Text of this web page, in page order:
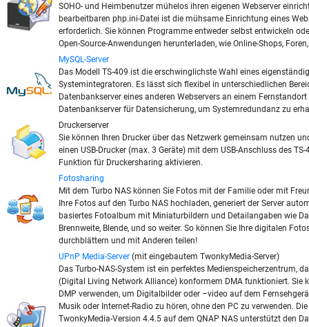
SOHO- und Heimbenutzer mühelos ihren eigenen Webserver
bearbeitbaren php.ini-Datei ist die mühsame Einrichtung eines
erforderlich. Sie können Programme entweder selbst entwickeln
Open-Source-Anwendungen herunterladen, wie Online-Shops,
MySQL-Server
Das Modell TS-409 ist die erschwinglichste Wahl eines
Systemintegratoren. Es lässt sich flexibel in unterschiedlichen
Datenbankserver eines anderen Webservers an einem
Datenbankserver für Datensicherung, um Systemredundanz zu
Druckerserver
Sie können Ihren Drucker über das Netzwerk gemeinsam nutzen
einen USB-Drucker (max. 3 Geräte) mit dem USB-Anschluss des
Funktion für Druckersharing aktivieren.
Fotosharing
Mit dem Turbo NAS können Sie Fotos mit der Familie oder mit
Ihre Fotos auf den Turbo NAS hochladen, generiert der Server
basiertes Fotoalbum mit Miniaturbildern und Detailangaben wie
Brennweite, Blende, und so weiter. So können Sie Ihre digitalen
durchblättern und mit Anderen teilen!
UPnP Media-Server (mit eingebautem TwonkyMedia-Server)
Das Turbo-NAS-System ist ein perfektes Medienspeicherzentrum,
(Digital Living Network Alliance) konformem DMA funktioniert. Sie
DMP verwenden, um Digitalbilder oder –video auf dem
Musik oder Internet-Radio zu hören, ohne den PC zu verwenden.
TwonkyMedia-Version 4.4.5 auf dem QNAP NAS unterstützt den